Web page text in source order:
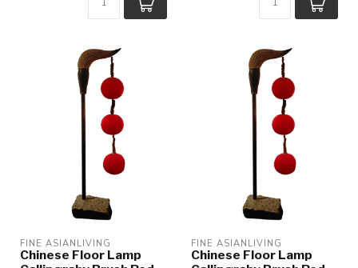
FINE ASIANLIVING
Chinese Floor Lamp
FINE ASIANLIVING
Chinese Floor Lamp